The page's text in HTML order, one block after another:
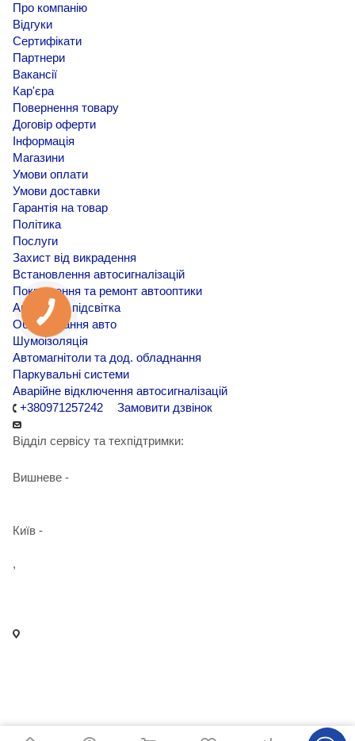
Про компанію
Відгуки
Сертифікати
Партнери
Вакансії
Кар'єра
Повернення товару
Договір оферти
Інформація
Магазини
Умови оплати
Умови доставки
Гарантія на товар
Політика
Послуги
Захист від викрадення
Встановлення автосигналізацій
Покращення та ремонт автооптики
Амбієнтна підсвітка
Обклеювання авто
Шумоізоляція
Автомагнітоли та дод. обладнання
Паркувальні системи
Аварійне відключення автосигналізацій
+380971257242
Замовити дзвінок
Відділ сервісу та техпідтримки:
Вишневе -
Київ -
,
2026 © Студія автобезпеки та додаткового обладнання Agent